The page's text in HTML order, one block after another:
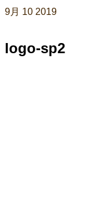
9月 10 2019
logo-sp2